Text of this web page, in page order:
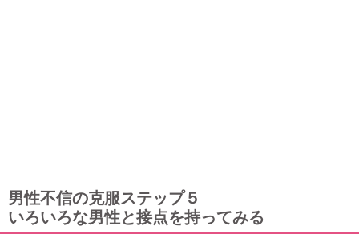
男性不信の克服ステップ５
いろいろな男性と接点を持ってみる